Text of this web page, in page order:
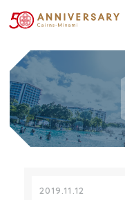
2019.11.12